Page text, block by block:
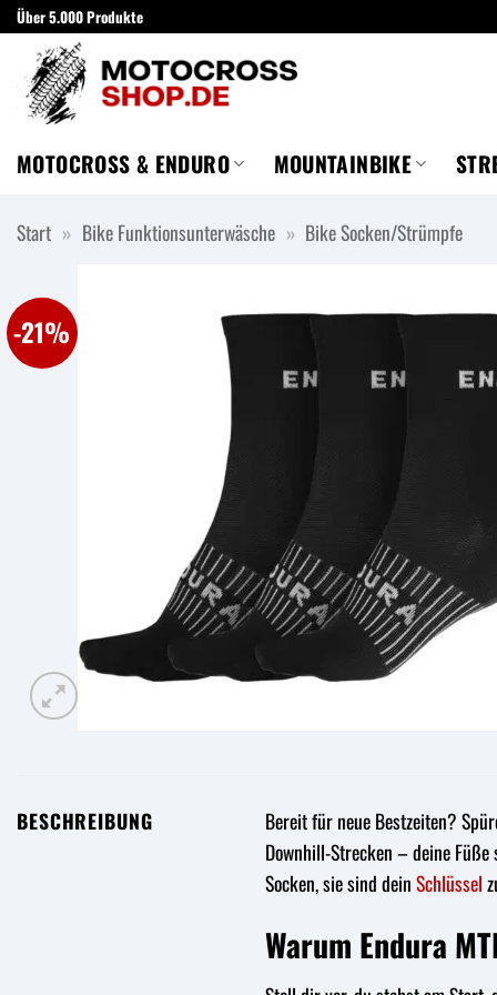
Zum
Inhalt
springen
Über 5.000 Produkte
MOTOCROSS & ENDURO MOUNTAINBIKE
Start » Bike Funktionsunterwäsche » Bike Socken/Strümpfe
-21%
BESCHREIBUNG
Bereit für neue Bestzeiten?
Downhill-Strecken – deine
Socken, sie sind deinSchlüssel
Warum Endura